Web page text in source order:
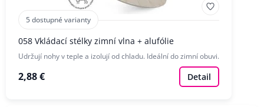
5 dostupné varianty
058 Vkládací stélky zimní vlna + alufólie
Udržují nohy v teple a izolují od chladu. Ideální do zimní obuvi.
2,88 € Detail